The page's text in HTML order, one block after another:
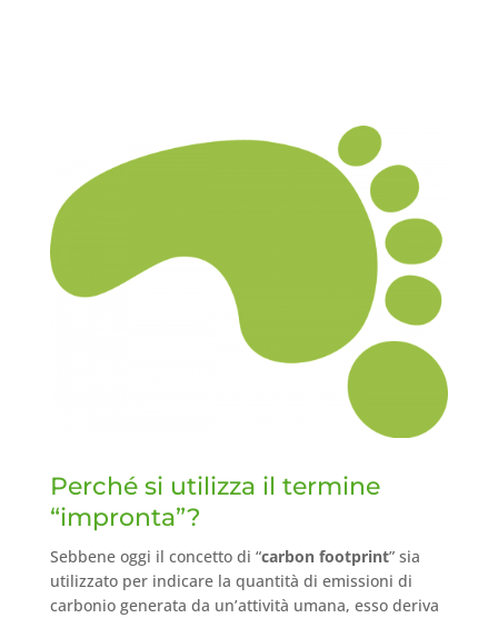
Perché si utilizza il termine
“impronta”?
Sebbene oggi il concetto di “carbon footprint” sia
utilizzato per indicare la quantità di emissioni di
carbonio generata da un’attività umana, esso deriva